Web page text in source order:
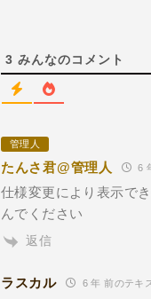
3 みんなのコメント
管理人
たんさ君@管理人 6
仕様変更により表示で
んでください
返信
ラスカル 6 年 前のテキ